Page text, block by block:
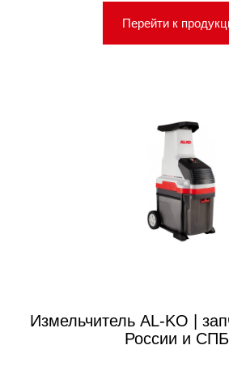
Перейти к
Измельчитель AL-KO |
России и СПБ |